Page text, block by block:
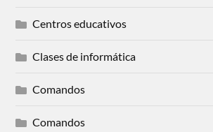
Centros educativos
Clases de informática
Comandos
Comandos